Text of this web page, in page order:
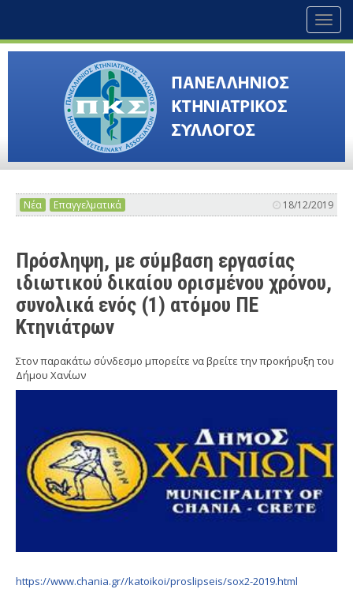
Νέα Επαγγελματικά 18/12/2019
Πρόσληψη, με σύμβαση εργασίας
ιδιωτικού δικαίου ορισμένου χρόνου,
συνολικά ενός (1) ατόμου ΠΕ
Κτηνιάτρων
Στον παρακάτω σύνδεσμο μπορείτε να βρείτε την προκήρυξη του
Δήμου Χανίων
https://www.chania.gr//katoikoi/proslipseis/sox2-2019.html